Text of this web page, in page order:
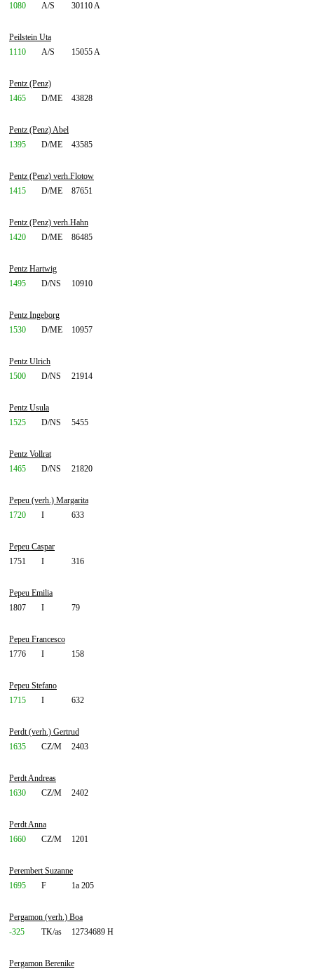
1080
A/S 30110 A
Peilstein Uta
1110
A/S 15055 A
Pentz (Penz)
1465
D/ME 43828
Pentz (Penz) Abel
1395
D/ME 43585
Pentz (Penz) verh.Flotow
1415
D/ME 87651
Pentz (Penz) verh.Hahn
1420
D/ME 86485
Pentz Hartwig
1495
D/NS 10910
Pentz Ingeborg
1530
D/ME 10957
Pentz Ulrich
1500
D/NS 21914
Pentz Usula
1525
D/NS 5455
Pentz Vollrat
1465
D/NS 21820
Pepeu (verh.) Margarita
1720
I 633
Pepeu Caspar
1751
I 316
Pepeu Emilia
1807
I 79
Pepeu Francesco
1776
I 158
Pepeu Stefano
1715
I 632
Perdt (verh.) Gertrud
1635
CZ/M 2403
Perdt Andreas
1630
CZ/M 2402
Perdt Anna
1660
CZ/M 1201
Perembert Suzanne
1695
F 1a 205
Pergamon (verh.) Boa
-325
TK/as 12734689 H
Pergamon Berenike